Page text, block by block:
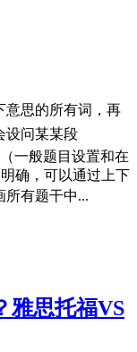
意思的所有词，再
设问某某段
一般题目设置和在
确，可以通过上下
所有题干中...
雅思托福VS